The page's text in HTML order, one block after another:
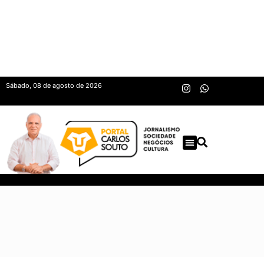
Sábado, 08 de agosto de 2026